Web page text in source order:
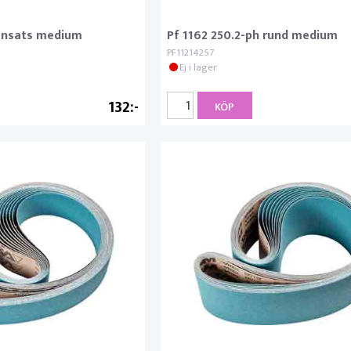
medium
132
Pf 1162 250.2-ph rund medium
PF11214257
Ej i lager
KÖP